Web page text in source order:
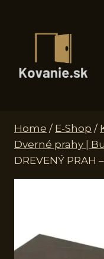
Home / E-Shop /
Dverné prahy |
DREVENÝ PRAH